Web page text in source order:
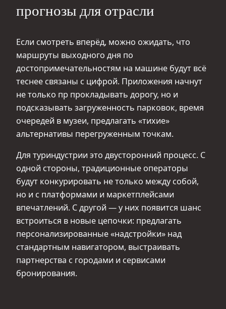
прогнозы для отрасли
Если смотреть вперёд, можно ожидать, что
маршруты выходного дня по
достопримечательностям на машине будут всё
теснее связаны с цифрой. Приложения начнут
не только пр прокладывать дорогу, но и
подсказывать загруженность парковок, время
очередей в музеи, предлагать «тихие»
альтернативы перегруженным точкам.
Для туриндустрии это двусторонний процесс. С
одной стороны, традиционные операторы
будут конкурировать не только между собой,
но и с платформами и маркетплейсами
впечатлений. С другой — у них появится шанс
встроиться в новые цепочки: предлагать
персонализированные «надстройки» над
стандартным навигатором, выстраивать
партнерства с городами и сервисами
бронирования.